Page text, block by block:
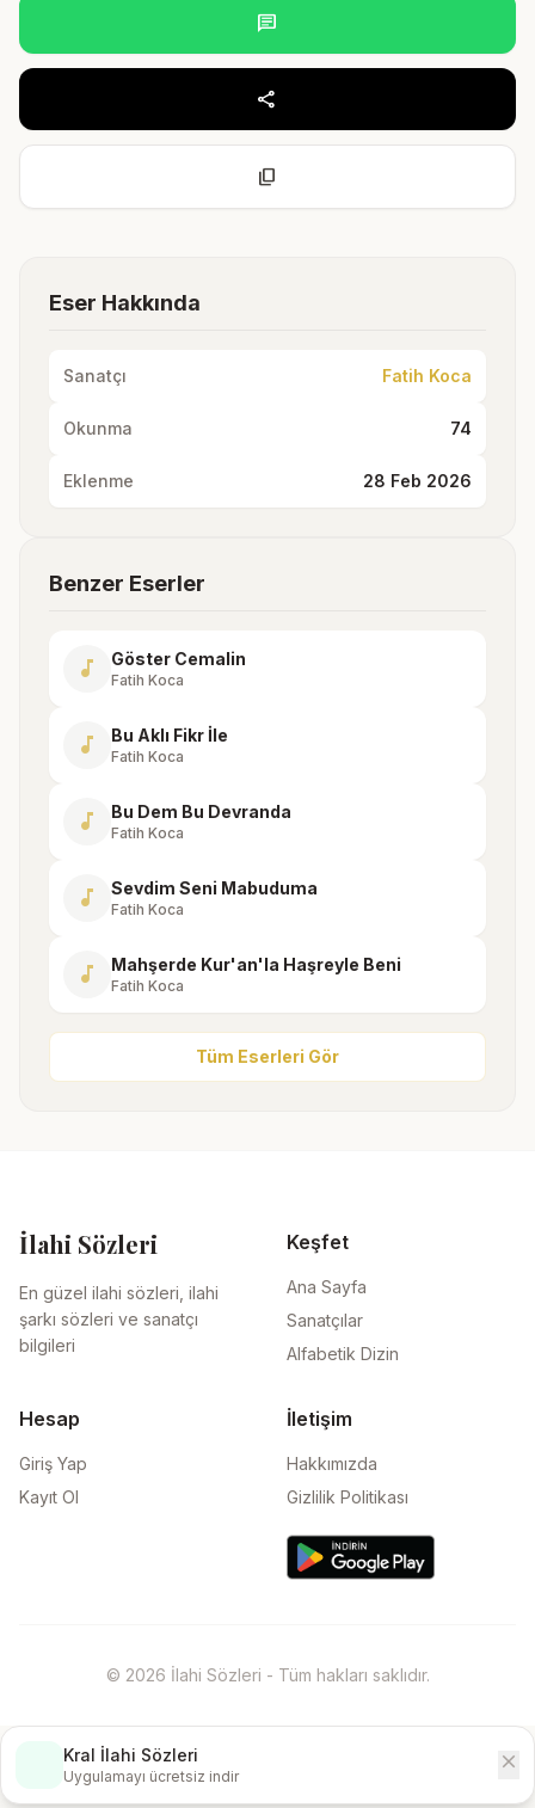
chat
share
content_copy
Eser Hakkında
Sanatçı Fatih Koca
Okunma 74
Eklenme 28 Feb 2026
Benzer Eserler
music_note Göster Cemalin
Fatih Koca
music_note Bu Aklı Fikr İle
Fatih Koca
music_note Bu Dem Bu Devranda
Fatih Koca
music_note Sevdim Seni Mabuduma
Fatih Koca
music_note Mahşerde Kur'an'la Haşreyle Beni
Fatih Koca
Tüm Eserleri Gör
İlahi Sözleri
En güzel ilahi sözleri, ilahi
şarkı sözleri ve sanatçı
bilgileri
Keşfet
Ana Sayfa
Sanatçılar
Alfabetik Dizin
Hesap
Giriş Yap
Kayıt Ol
İletişim
Hakkımızda
Gizlilik Politikası
© 2026 İlahi Sözleri - Tüm hakları saklıdır.
Kral İlahi Sözleri
Uygulamayı ücretsiz indir
close